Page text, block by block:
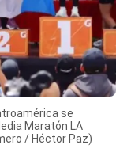
se
Maratón LA
/ Héctor Paz)